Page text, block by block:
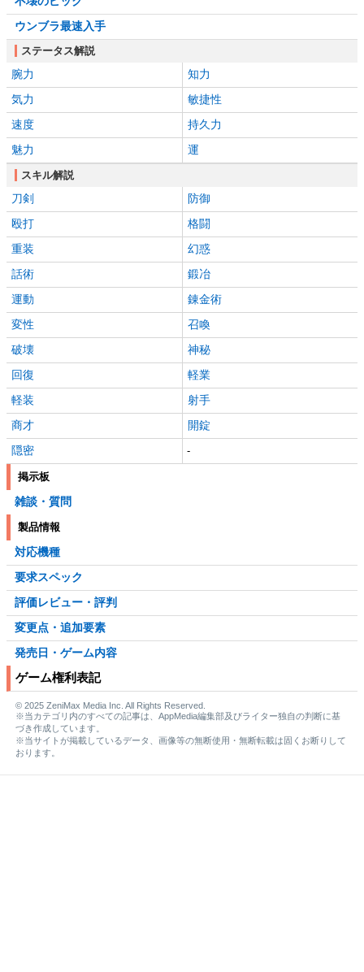
ウンブラ最速入手
ステータス解説
腕力
知力
気力
敏捷性
速度
持久力
魅力
運
スキル解説
刀剣
防御
殴打
格闘
重装
幻惑
話術
鍛冶
運動
錬金術
変性
召喚
破壊
神秘
回復
軽業
軽装
射手
商才
開錠
隠密
-
掲示板
雑談・質問
製品情報
対応機種
要求スペック
評価レビュー・評判
変更点・追加要素
発売日・ゲーム内容
ゲーム権利表記
© 2025 ZeniMax Media Inc. All Rights Reserved.
※当カテゴリ内のすべての記事は、AppMedia編集部及びライター独自の判断に基
づき作成しています。
※当サイトが掲載しているデータ、画像等の無断使用・無断転載は固くお断りして
おります。